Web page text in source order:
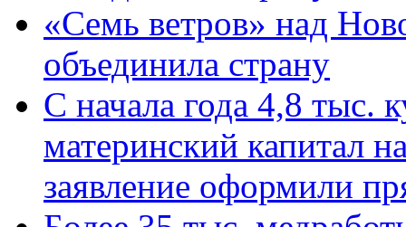
«Семь ветров» над
объединила страну
С начала года 4,8 тыс.
материнский капитал
заявление оформили